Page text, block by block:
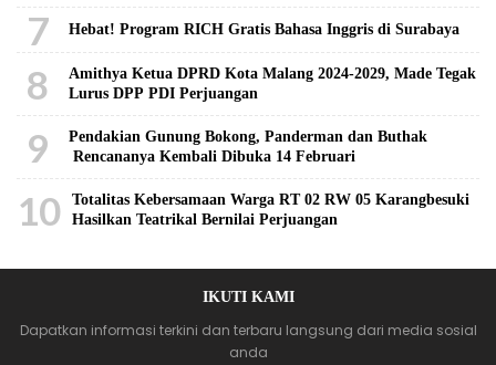
7 Hebat! Program RICH Gratis Bahasa Inggris di Surabaya
8
Amithya Ketua DPRD Kota Malang 2024-2029, Made Tegak
Lurus DPP PDI Perjuangan
9
Pendakian Gunung Bokong, Panderman dan Buthak
Rencananya Kembali Dibuka 14 Februari
10
Totalitas Kebersamaan Warga RT 02 RW 05 Karangbesuki
Hasilkan Teatrikal Bernilai Perjuangan
IKUTI KAMI
Dapatkan informasi terkini dan terbaru langsung dari media sosial
anda